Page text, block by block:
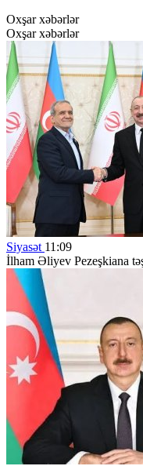
Oxşar xəbərlər
Oxşar xəbərlər
Siyasət 11:09
İlham Əliyev Pezeşkiana